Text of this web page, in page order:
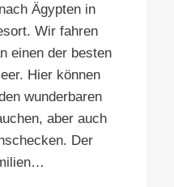
Ägypten in
Wir fahren
einen der besten
Hier können
wunderbaren
aber auch
Der